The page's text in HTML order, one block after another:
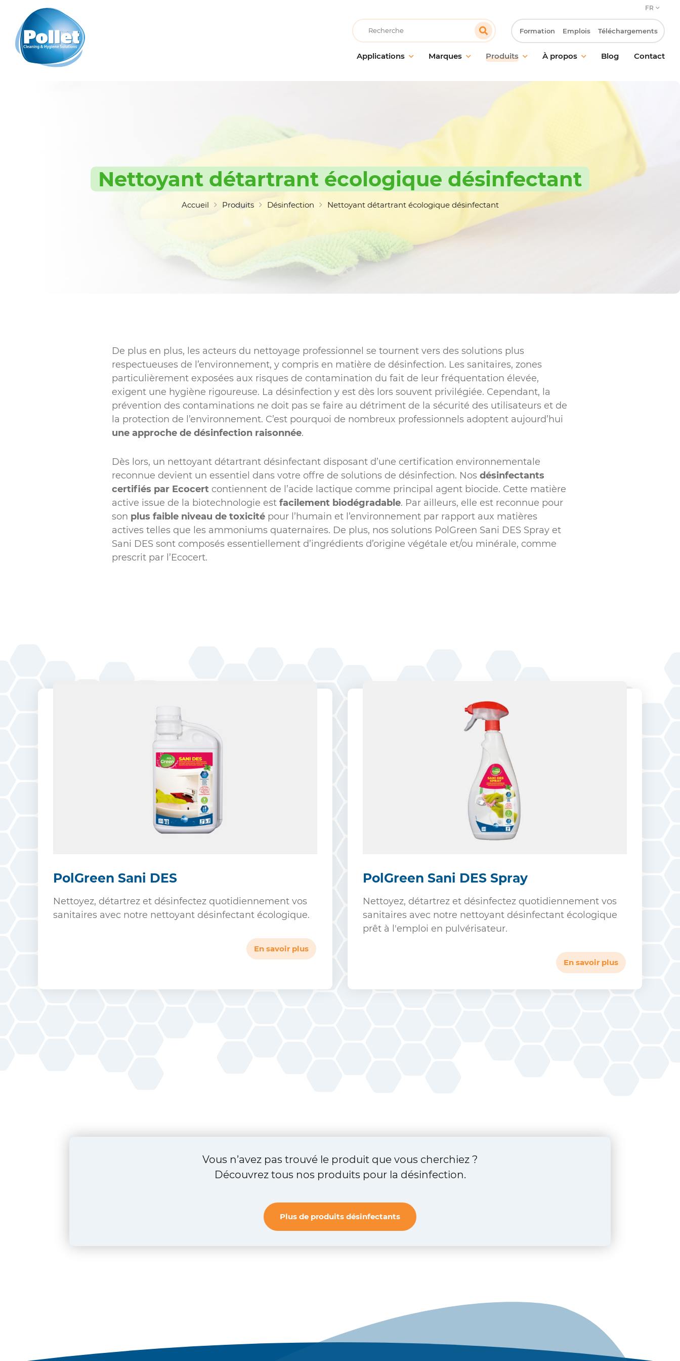
FR
Applications
Grande distribution
alimentaire
Industrie non-alimentaire
Sociétés de nettoyage
Sanitaires
Marques
AllerClean
PolTech
EchoClean
Caps
Vikan
Produits
Entretien des sols
Entretien des vitres et
Nettoyage probiotique
Désinfection
Hygiène des mains
Matériel de nettoyage et
À propos
Notre engagement
Notre approche client
Innovation & Laboratoire R&D
Blog Contact
Recherche Formation Emplois Téléchargements
Nettoyant détartrant écologique désinfectant
Accueil Produits Désinfection Nettoyant détartrant écologique désinfectant
De plus en plus, les acteurs du nettoyage professionnel se tournent vers des solutions plus
respectueuses de l’environnement, y compris en matière de désinfection. Les sanitaires, zones
particulièrement exposées aux risques de contamination du fait de leur fréquentation élevée,
exigent une hygiène rigoureuse. La désinfection y est dès lors souvent privilégiée. Cependant, la
prévention des contaminations ne doit pas se faire au détriment de la sécurité des utilisateurs et de
la protection de l’environnement. C’est pourquoi de nombreux professionnels adoptent aujourd’hui
une approche de désinfection raisonnée.
Dès lors, un nettoyant détartrant désinfectant disposant d’une certification environnementale
reconnue devient un essentiel dans votre offre de solutions de désinfection. Nos désinfectants
certifiés par Ecocertcontiennent de l’acide lactique comme principal agent biocide. Cette matière
active issue de la biotechnologie est facilement biodégradable. Par ailleurs, elle est reconnue pour
son plus faible niveau de toxicitépour l’humain et l’environnement par rapport aux matières
actives telles que les ammoniums quaternaires. De plus, nos solutions PolGreen Sani DES Spray et
Sani DES sont composés essentiellement d’ingrédients d’origine végétale et/ou minérale, comme
prescrit par l’Ecocert.
PolGreen Sani DES
Nettoyez, détartrez et désinfectez quotidiennement vos
sanitaires avec notre nettoyant désinfectant écologique.
En savoir plus
PolGreen Sani DES Spray
Nettoyez, détartrez et désinfectez quotidiennement vos
sanitaires avec notre nettoyant désinfectant écologique
prêt à l'emploi en pulvérisateur.
En savoir plus
Vous n’avez pas trouvé le produit que vous cherchiez ?
Découvrez tous nos produits pour la désinfection.
Plus de produits désinfectants